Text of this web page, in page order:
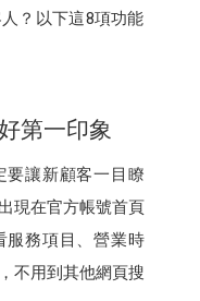
？以下這8項功能
第一印象
要讓新顧客一目瞭
現在官方帳號首頁
服務項目、營業時
不用到其他網頁搜